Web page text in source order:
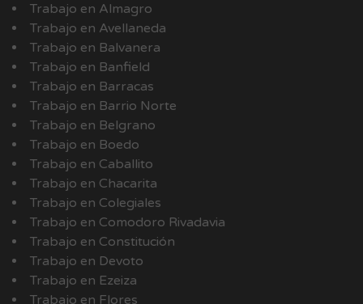
Trabajo en Almagro
Trabajo en Avellaneda
Trabajo en Balvanera
Trabajo en Banfield
Trabajo en Barracas
Trabajo en Barrio Norte
Trabajo en Belgrano
Trabajo en Boedo
Trabajo en Caballito
Trabajo en Chacarita
Trabajo en Colegiales
Trabajo en Comodoro Rivadavia
Trabajo en Constitución
Trabajo en Devoto
Trabajo en Ezeiza
Trabajo en Flores